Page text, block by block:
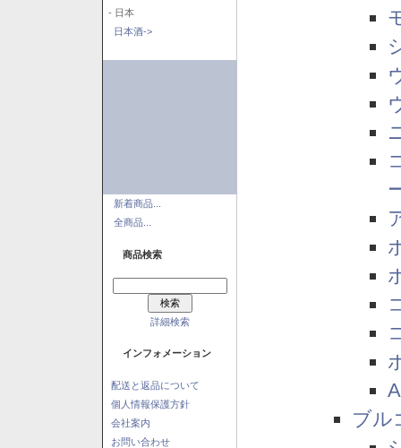
- 日本
日本酒->
新着商品...
全商品...
商品検索
詳細検索
インフォメーション
配送と返品について
個人情報保護方針
会社案内
お問い合わせ
ブル